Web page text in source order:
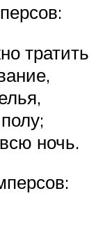
тратить
ночь.